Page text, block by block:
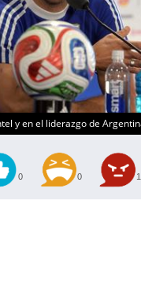
y en el liderazgo de
0 0 1